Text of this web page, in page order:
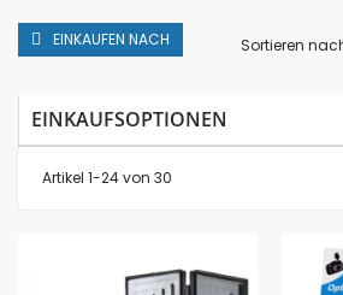
Artikel 1-24von 30
Sortieren
EINKAUFEN NACH
EINKAUFSOPTIONEN